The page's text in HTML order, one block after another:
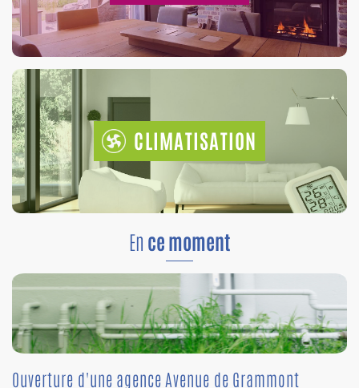
CLIMATISATION
En ce moment
Ouverture d'une agence Avenue de Grammont